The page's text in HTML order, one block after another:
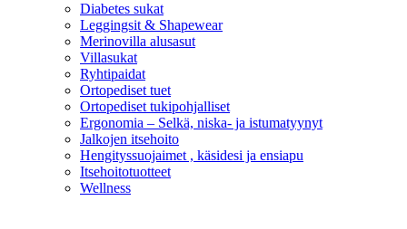
Diabetes sukat
Leggingsit & Shapewear
Merinovilla alusasut
Villasukat
Ryhtipaidat
Ortopediset tuet
Ortopediset tukipohjalliset
Ergonomia – Selkä, niska- ja istumatyynyt
Jalkojen itsehoito
Hengityssuojaimet , käsidesi ja ensiapu
Itsehoitotuotteet
Wellness